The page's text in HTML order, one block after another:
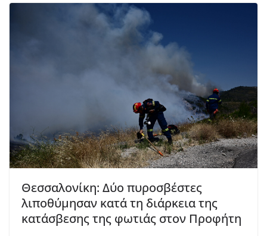
Θεσσαλονίκη: Δύο πυροσβέστες
λιποθύμησαν κατά τη διάρκεια της
κατάσβεσης της φωτιάς στον Προφήτη